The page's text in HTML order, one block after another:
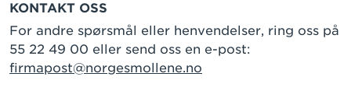
KONTAKT OSS
For andre spørsmål eller henvendelser, ring oss på
55 22 49 00 eller send oss en e-post:
firmapost@norgesmollene.no